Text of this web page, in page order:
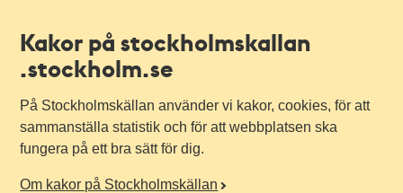
Kakor på stockholmskallan
.stockholm.se
På Stockholmskällan använder vi kakor, cookies, för att
sammanställa statistik och för att webbplatsen ska
fungera på ett bra sätt för dig.
Om kakor på Stockholmskällan